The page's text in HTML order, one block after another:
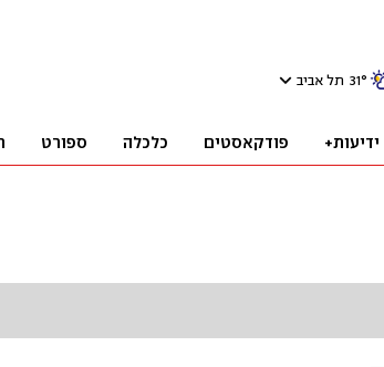
31° תל אביב
ידיעות+ פודקאסטים כלכלה ספורט